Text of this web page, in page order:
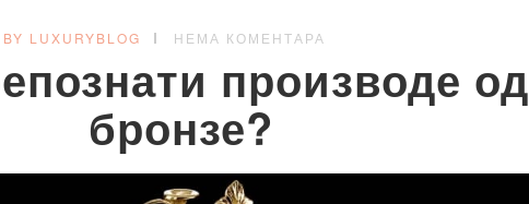
BY LUXURYBLOG НЕМА КОМЕНТАРА
производе од
бронзе?